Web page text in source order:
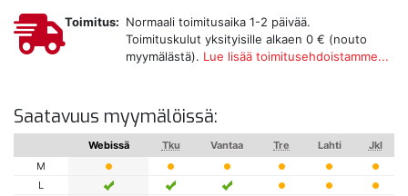
Toimitus: Normaali toimitusaika 1-2 päivää.
Toimituskulut yksityisille alkaen 0 € (nouto
myymälästä). Lue lisää toimitusehdoistamme...
Saatavuus myymälöissä:
Webissä Tku Vantaa Tre Lahti
Jkl
M
L